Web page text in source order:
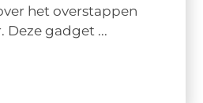
het overstappen
Deze gadget ...